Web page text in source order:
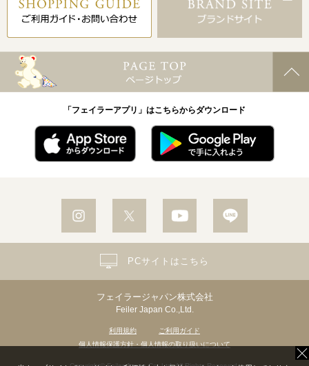
「フェイラーアプリ」はこちらからダウンロード
フェイラージャパン株式会社
Feiler Japan Co.,Ltd.
利用規約
ご利用ガイド
個人情報保護方針・個人情報の取り扱いについて
PCサイトはこちら